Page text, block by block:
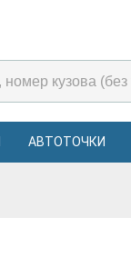
АВТОТОЧКИ